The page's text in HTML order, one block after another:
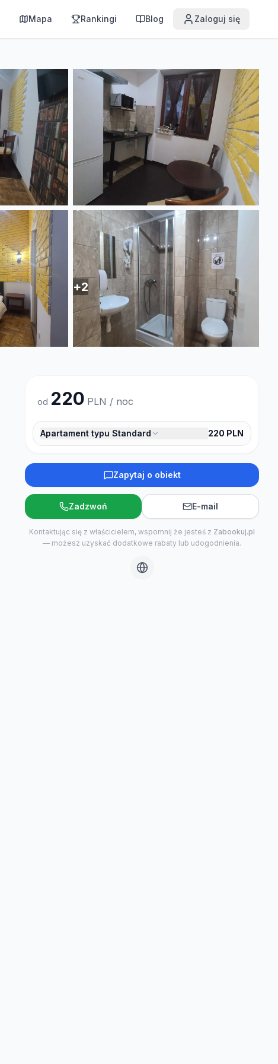
Mapa Rankingi Blog Zaloguj się
+2
od 220 PLN / noc
Apartament typu Standard 220 PLN
Zapytaj o obiekt
Zadzwoń E-mail
Kontaktując się z właścicielem, wspomnij że jesteś z Zabookuj.pl
— możesz uzyskać dodatkowe rabaty lub udogodnienia.